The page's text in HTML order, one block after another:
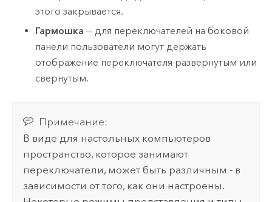
этого закрывается.
Гармошка — для переключателей на боковой
панели пользователи могут держать
отображение переключателя развернутым или
свернутым.
Примечание:
В виде для настольных компьютеров
пространство, которое занимают
переключатели, может быть различным - в
зависимости от того, как они настроены.